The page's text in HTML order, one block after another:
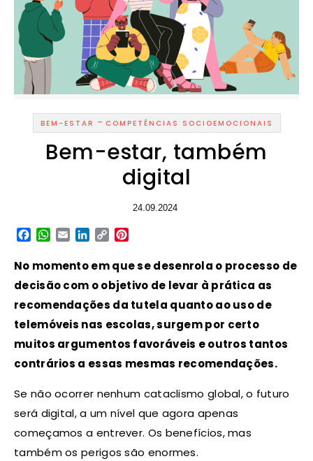
BEM-ESTAR - COMPETÊNCIAS SOCIOEMOCIONAIS
Bem-estar, também
digital
24.09.2024
Facebook
WhatsApp
EmailLinkedIn
Copy
No momento em que se desenrola o processo de
decisão com o objetivo de levar à prática as
recomendações da tutela quanto ao uso de
telemóveis nas escolas, surgem por certo
muitos argumentos favoráveis e outros tantos
contrários a essas mesmas recomendações.
Se não ocorrer nenhum cataclismo global, o futuro
será digital, a um nível que agora apenas
começamos a entrever. Os benefícios, mas
também os perigos são enormes.